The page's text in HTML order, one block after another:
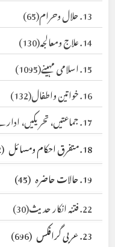
13. حلال وحرام
(65)
14. علاج ومعالجہ
(130)
15. اسلامی مہینے
(1095)
16. خواتین واطفال
(132)
17. جماعتیں، تحریکیں، ادارے
18. متفرق احکام ومسائل
(72)
19. حالات حاضرہ
(45)
22. فتنہ انکار حدیث
(30)
23. عربی گرافکس
(696)